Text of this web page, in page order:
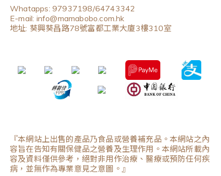
Whatapps: 97937198/64743342
E-mail: info@mamabobo.com.hk
地址: 葵興葵昌路78號富都工業大廈3樓310室
『本網站上出售的產品乃食品或營養補充品。本網站之內
容旨在告知有關保健品之營養及生理作用。本網站所載內
容及資料僅供參考，絕對非用作治療、醫療或預防任何疾
病，並無作為專業意見之意圖。』